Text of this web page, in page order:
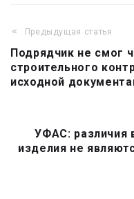
Навигация
по
записям
Предыдущая статья
Подрядчик не смог
строительного
исходной
УФАС: различия
изделия не